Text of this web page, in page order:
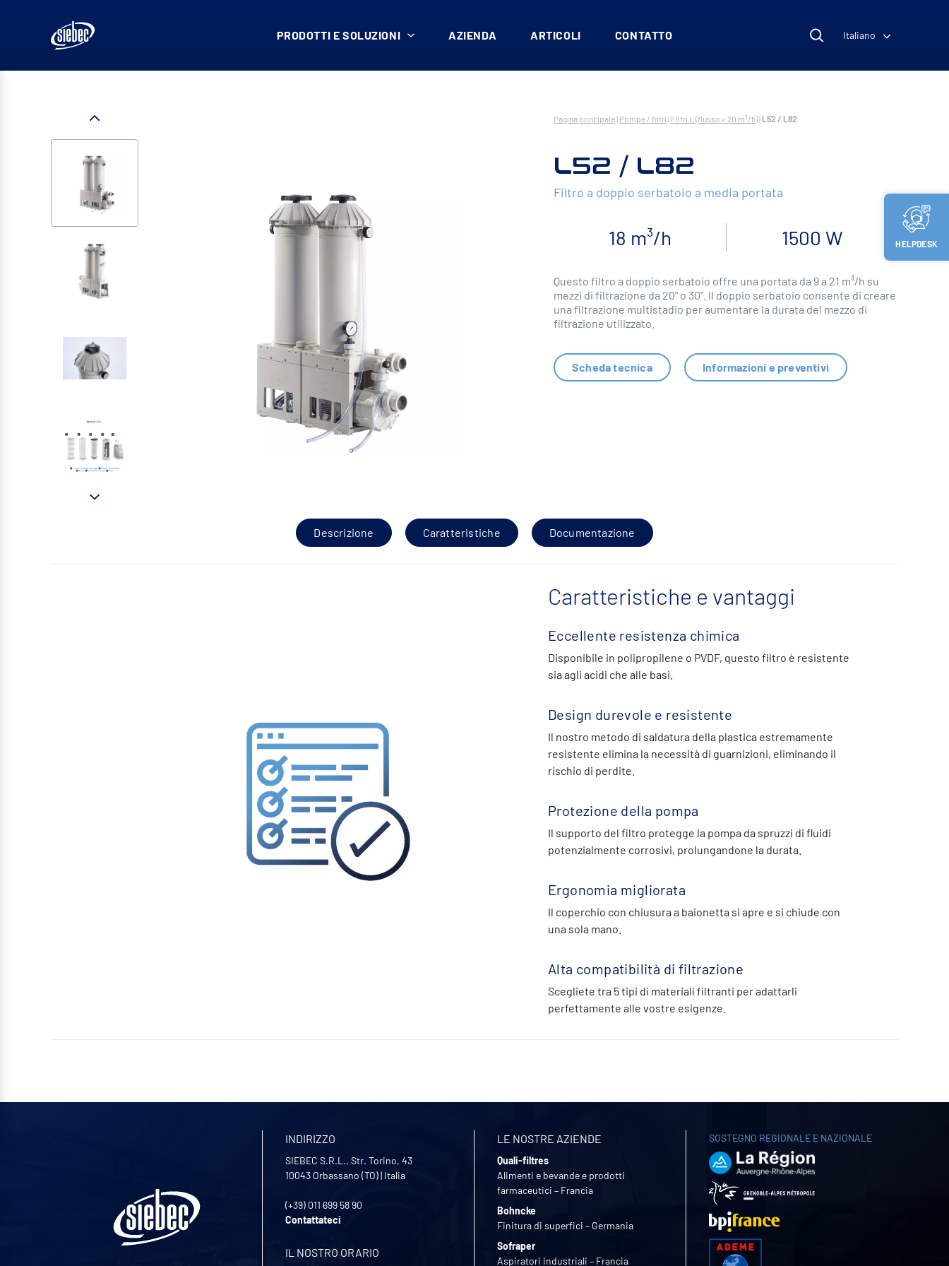
HELPDESK
PRODOTTI E SOLUZIONI AZIENDA ARTICOLI CONTATTO Italiano
Pagina principale| Pompe / filtri | Filtri L (flusso < 20 m³/h)|L52 / L82
L52 / L82
Filtro a doppio serbatoio a media portata
18 m³/h 1500 W
Questo filtro a doppio serbatoio offre una portata da 9 a 21 m³/h su
mezzi di filtrazione da 20" o 30". Il doppio serbatoio consente di creare
una filtrazione multistadio per aumentare la durata del mezzo di
filtrazione utilizzato.
Scheda tecnica Informazioni e preventivi
Descrizione Caratteristiche Documentazione
Caratteristiche e vantaggi
Eccellente resistenza chimica
Disponibile in polipropilene o PVDF, questo filtro è resistente
sia agli acidi che alle basi.
Design durevole e resistente
Il nostro metodo di saldatura della plastica estremamente
resistente elimina la necessità di guarnizioni, eliminando il
rischio di perdite.
Protezione della pompa
Il supporto del filtro protegge la pompa da spruzzi di fluidi
potenzialmente corrosivi, prolungandone la durata.
Ergonomia migliorata
Il coperchio con chiusura a baionetta si apre e si chiude con
una sola mano.
Alta compatibilità di filtrazione
Scegliete tra 5 tipi di materiali filtranti per adattarli
perfettamente alle vostre esigenze.
INDIRIZZO
SIEBEC S.R.L., Str. Torino, 43
10043 Orbassano (TO)| Italia
(+39) 011 699 58 90
Contattateci
IL NOSTRO ORARIO
LE NOSTRE AZIENDE
Quali-filtres
Alimenti e bevande e prodotti
farmaceutici – Francia
Bohncke
Finitura di superfici – Germania
Sofraper
Aspiratori industriali – Francia
SOSTEGNO REGIONALE E NAZIONALE